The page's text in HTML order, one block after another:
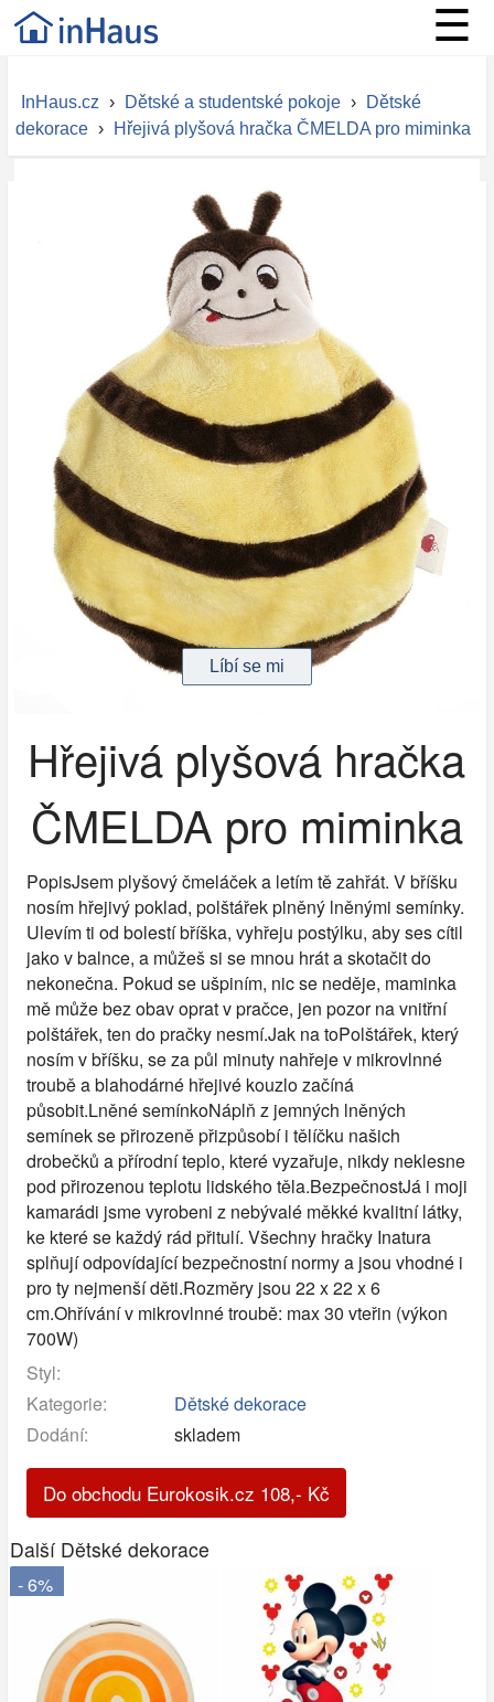
☰
InHaus.cz › Dětské a studentské pokoje ›
Dětské
dekorace › Hřejivá plyšová hračka ČMELDA pro miminka
Hřejivá plyšová hračka
ČMELDA pro miminka
PopisJsem plyšový čmeláček a letím tě zahřát. V bříšku
nosím hřejivý poklad, polštářek plněný lněnými semínky.
Ulevím ti od bolestí bříška, vyhřeju postýlku, aby ses cítil
jako v balnce, a můžeš si se mnou hrát a skotačit do
nekonečna. Pokud se ušpiním, nic se neděje, maminka
mě může bez obav oprat v pračce, jen pozor na vnitřní
polštářek, ten do pračky nesmí.Jak na toPolštářek, který
nosím v bříšku, se za půl minuty nahřeje v mikrovlnné
troubě a blahodárné hřejivé kouzlo začíná
působit.Lněné semínkoNáplň z jemných lněných
semínek se přirozeně přizpůsobí i tělíčku našich
drobečků a přírodní teplo, které vyzařuje, nikdy neklesne
pod přirozenou teplotu lidského těla.BezpečnostJá i moji
kamarádi jsme vyrobeni z nebývalé měkké kvalitní látky,
ke které se každý rád přitulí. Všechny hračky Inatura
splňují odpovídající bezpečnostní normy a jsou vhodné i
pro ty nejmenší děti.Rozměry jsou 22 x 22 x 6
cm.Ohřívání v mikrovlnné troubě: max 30 vteřin (výkon
700W)
Styl:
Kategorie:
Dětské dekorace
Dodání:
skladem
Do obchodu Eurokosik.cz 108,- Kč
Další Dětské dekorace
- 6%